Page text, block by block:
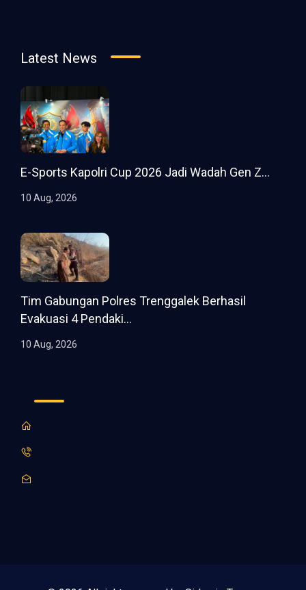
Latest News
E-Sports Kapolri Cup 2026 Jadi Wadah Gen Z...
10 Aug, 2026
Tim Gabungan Polres Trenggalek Berhasil
Evakuasi 4 Pendaki...
10 Aug, 2026